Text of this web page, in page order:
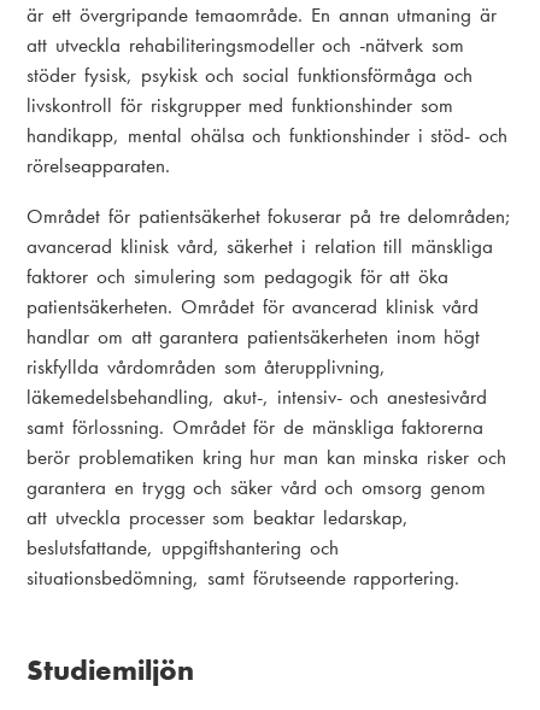
är ett övergripande temaområde. En annan utmaning är
att utveckla rehabiliteringsmodeller och -nätverk som
stöder fysisk, psykisk och social funktionsförmåga och
livskontroll för riskgrupper med funktionshinder som
handikapp, mental ohälsa och funktionshinder i stöd- och
rörelseapparaten.
Området för patientsäkerhet fokuserar på tre delområden;
avancerad klinisk vård, säkerhet i relation till mänskliga
faktorer och simulering som pedagogik för att öka
patientsäkerheten. Området för avancerad klinisk vård
handlar om att garantera patientsäkerheten inom högt
riskfyllda vårdområden som återupplivning,
läkemedelsbehandling, akut-, intensiv- och anestesivård
samt förlossning. Området för de mänskliga faktorerna
berör problematiken kring hur man kan minska risker och
garantera en trygg och säker vård och omsorg genom
att utveckla processer som beaktar ledarskap,
beslutsfattande, uppgiftshantering och
situationsbedömning, samt förutseende rapportering.
Studiemiljön